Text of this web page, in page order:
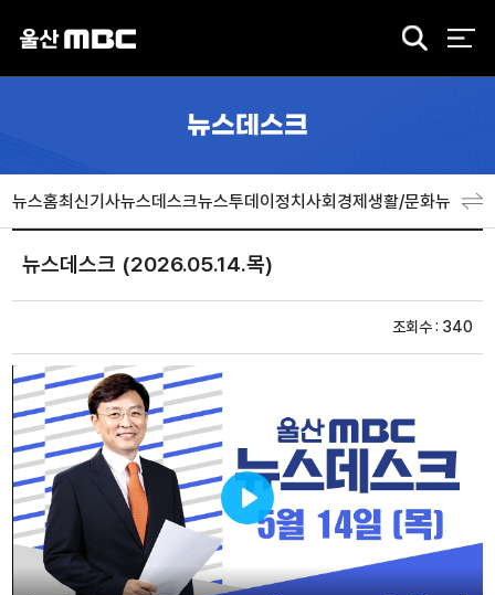
검
뉴스데스크
뉴스홈최신기사뉴스데스크뉴스투데이정치사회경제생활/문화뉴스특
뉴스데스크 (2026.05.14.목)
조회수 : 340
Play